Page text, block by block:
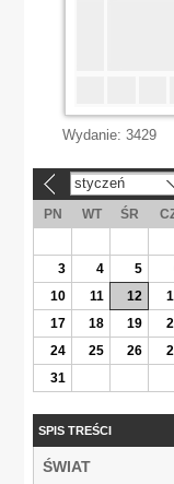
Wydanie: 3429
styczeń
PN WT ŚR
3
4 5
10
11 12
17
18 19
24
25 26
31
SPIS TREŚCI
ŚWIAT